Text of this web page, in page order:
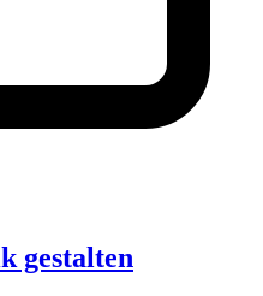
gestalten